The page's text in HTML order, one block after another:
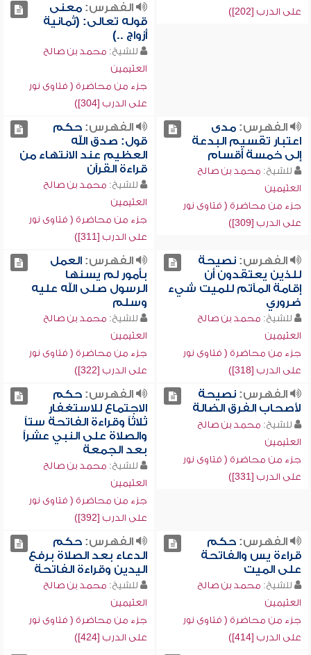
على الدرب [202])
الفهرس:معنى
قوله تعالى: (ثمانية
أزواج ..)
للشيخ: محمد بن صالح
العثيمين
جزء من محاضرة ( فتاوى نور
على الدرب [304])
الفهرس:مدى
اعتبار تقسيم البدعة
إلى خمسة أقسام
للشيخ: محمد بن صالح
العثيمين
جزء من محاضرة ( فتاوى نور
على الدرب [309])
الفهرس:حكم
قول: صدق الله
العظيم عند الانتهاء من
قراءة القرآن
للشيخ: محمد بن صالح
العثيمين
جزء من محاضرة ( فتاوى نور
على الدرب [311])
الفهرس:نصيحة
للذين يعتقدون أن
إقامة المآتم للميت شيء
ضروري
للشيخ: محمد بن صالح
العثيمين
جزء من محاضرة ( فتاوى نور
على الدرب [318])
الفهرس:العمل
بأمور لم يسنها
الرسول صلى الله عليه
وسلم
للشيخ: محمد بن صالح
العثيمين
جزء من محاضرة ( فتاوى نور
على الدرب [322])
الفهرس:نصيحة
لأصحاب الفرق الضالة
للشيخ: محمد بن صالح
العثيمين
جزء من محاضرة ( فتاوى نور
على الدرب [331])
الفهرس:حكم
الاجتماع للاستغفار
ثلاثاً وقراءة الفاتحة ستاً
والصلاة على النبي عشراً
بعد الجمعة
للشيخ: محمد بن صالح
العثيمين
جزء من محاضرة ( فتاوى نور
على الدرب [392])
الفهرس:حكم
قراءة يس والفاتحة
على الميت
للشيخ: محمد بن صالح
العثيمين
جزء من محاضرة ( فتاوى نور
على الدرب [414])
الفهرس:حكم
الدعاء بعد الصلاة برفع
اليدين وقراءة الفاتحة
للشيخ: محمد بن صالح
العثيمين
جزء من محاضرة ( فتاوى نور
على الدرب [424])